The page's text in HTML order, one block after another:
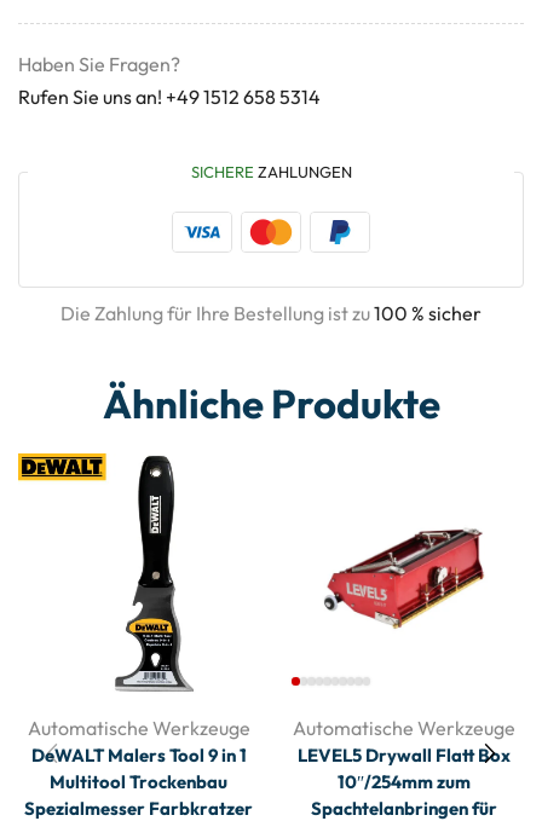
Haben Sie Fragen?
Rufen Sie uns an! +49 1512 658 5314
SICHERE ZAHLUNGEN
Die Zahlung für Ihre Bestellung ist zu100 % sicher
Ähnliche Produkte
Automatische Werkzeuge
DeWALT Malers Tool 9 in 1
Multitool Trockenbau
Spezialmesser Farbkratzer
Automatische Werkzeuge
LEVEL5 Drywall Flatt Box
10″/254mm zum
Spachtelanbringen für